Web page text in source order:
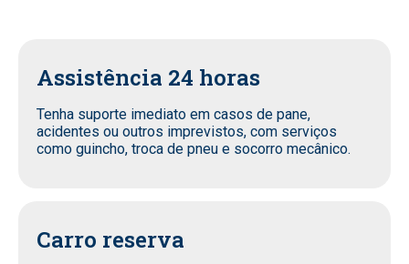
Assistência 24 horas
Tenha suporte imediato em casos de pane,
acidentes ou outros imprevistos, com serviços
como guincho, troca de pneu e socorro mecânico.
Carro reserva